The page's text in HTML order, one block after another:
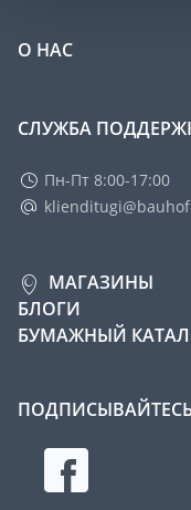
О НАС
СЛУЖБА
Пн-Пт 8:00-17:00
МАГАЗИНЫ
БЛОГИ
БУМАЖНЫЙ